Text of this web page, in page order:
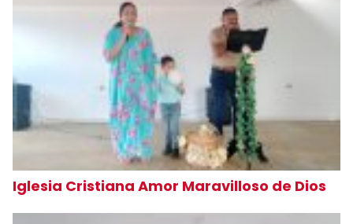
Iglesia Cristiana Amor Maravilloso de Dios